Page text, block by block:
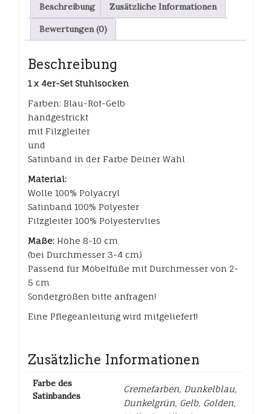
Beschreibung Zusätzliche Informationen
Bewertungen (0)
Beschreibung
1 x 4er-Set Stuhlsocken
Farben: Blau-Rot-Gelb
handgestrickt
mit Filzgleiter
und
Satinband in der Farbe Deiner Wahl
Material:
Wolle 100% Polyacryl
Satinband 100% Polyester
Filzgleiter 100% Polyestervlies
Maße: Höhe 8-10 cm
(bei Durchmesser 3-4 cm)
Passend für Möbelfüße mit Durchmesser von 2-
5 cm
Sondergrößen bitte anfragen!
Eine Pflegeanleitung wird mitgeliefert!
Zusätzliche Informationen
Farbe des
Satinbandes
Cremefarben, Dunkelblau,
Dunkelgrün, Gelb, Golden,